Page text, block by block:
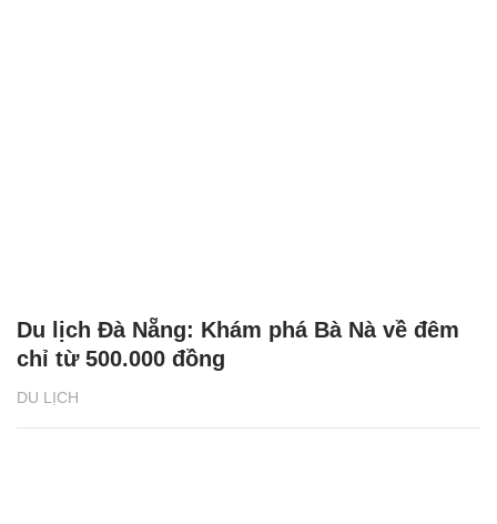
DU LỊCH
Du lịch Đà Nẵng: Khám phá Bà Nà về đêm
chỉ từ 500.000 đồng